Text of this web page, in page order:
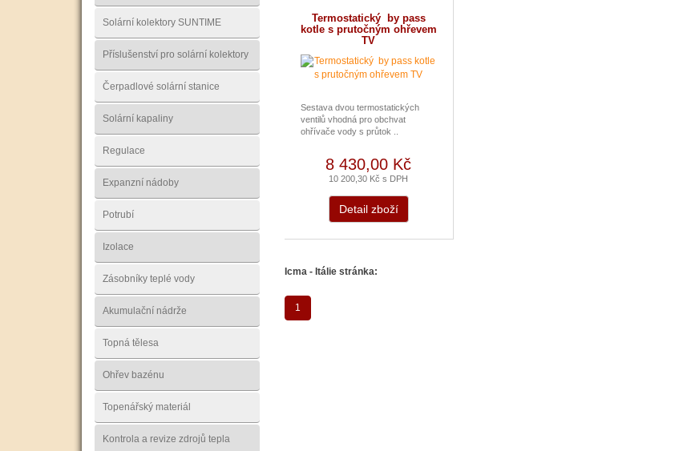
Solární kolektory SUNTIME
Příslušenství pro solární kolektory
Čerpadlové solární stanice
Solární kapaliny
Regulace
Expanzní nádoby
Potrubí
Izolace
Zásobníky teplé vody
Akumulační nádrže
Topná tělesa
Ohřev bazénu
Topenářský materiál
Kontrola a revize zdrojů tepla
Termostatický by pass
kotle s prutočným ohřevem
TV
Sestava dvou termostatických
ventilů vhodná pro obchvat
ohřívače vody s průtok ..
8 430,00 Kč
10 200,30 Kč s DPH
Detail zboží
Icma - Itálie stránka:
1